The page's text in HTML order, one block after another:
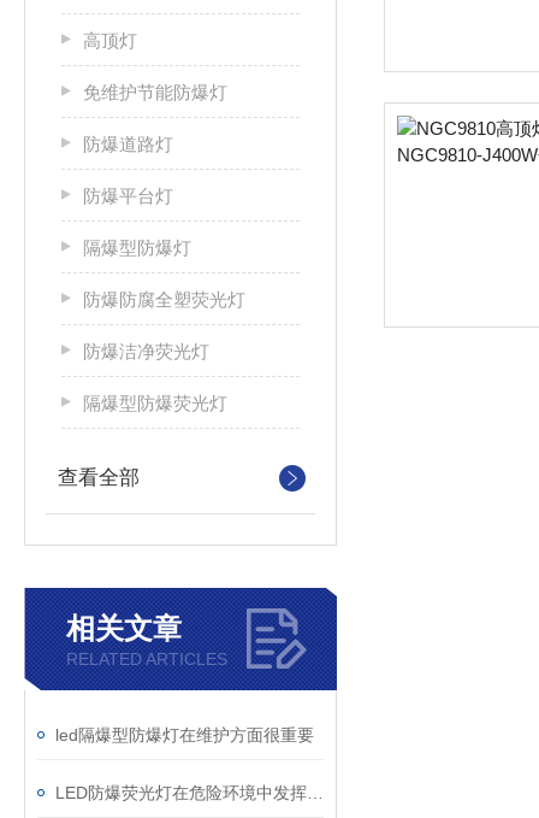
高顶灯
免维护节能防爆灯
防爆道路灯
防爆平台灯
隔爆型防爆灯
防爆防腐全塑荧光灯
防爆洁净荧光灯
隔爆型防爆荧光灯
查看全部
相关文章
RELATED ARTICLES
led隔爆型防爆灯在维护方面很重要